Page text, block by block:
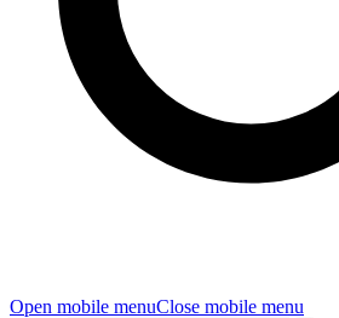
Open mobile menuClose mobile menu